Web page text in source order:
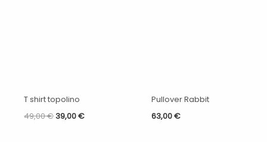
T shirt topolino
49,00€39,00€
Pullover Rabbit
63,00€